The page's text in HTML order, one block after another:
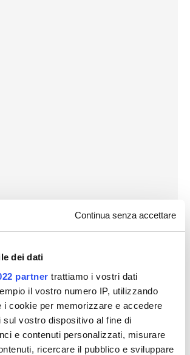
Continua senza accettare
dei dati
partner trattiamo i vostri dati
il vostro numero IP, utilizzando
i cookie per memorizzare e accedere
sul vostro dispositivo al fine di
e contenuti personalizzati, misurare
ricercare il pubblico e sviluppare